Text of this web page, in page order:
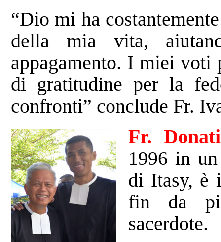
“Dio mi ha
della mia vita,
appagamento. I miei voti
di gratitudine per la
confronti” conclude Fr.
Fr.
1996 in
di Itasy, è
fin da
sacerdote.